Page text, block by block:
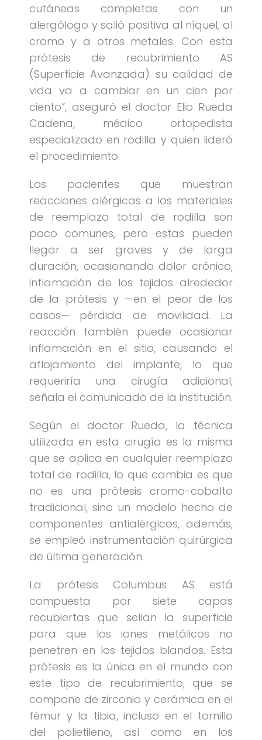
cutáneas completas con un
alergólogo y salió positiva al níquel, al
cromo y a otros metales. Con esta
prótesis de recubrimiento AS
(Superficie Avanzada) su calidad de
vida va a cambiar en un cien por
ciento”, aseguró el doctor Elio Rueda
Cadena, médico ortopedista
especializado en rodilla y quien lideró
el procedimiento.
Los pacientes que muestran
reacciones alérgicas a los materiales
de reemplazo total de rodilla son
poco comunes, pero estas pueden
llegar a ser graves y de larga
duración, ocasionando dolor crónico,
inflamación de los tejidos alrededor
de la prótesis y —en el peor de los
casos— pérdida de movilidad. La
reacción también puede ocasionar
inflamación en el sitio, causando el
aflojamiento del implante, lo que
requeriría una cirugía adicional,
señala el comunicado de la institución.
Según el doctor Rueda, la técnica
utilizada en esta cirugía es la misma
que se aplica en cualquier reemplazo
total de rodilla, lo que cambia es que
no es una prótesis cromo-cobalto
tradicional, sino un modelo hecho de
componentes antialérgicos, además,
se empleó instrumentación quirúrgica
de última generación.
La prótesis Columbus AS está
compuesta por siete capas
recubiertas que sellan la superficie
para que los iones metálicos no
penetren en los tejidos blandos. Esta
prótesis es la única en el mundo con
este tipo de recubrimiento, que se
compone de zirconio y cerámica en el
fémur y la tibia, incluso en el tornillo
del polietileno, así como en los